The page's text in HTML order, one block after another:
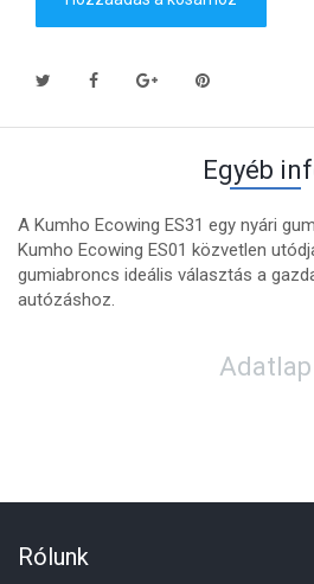
Egyéb
A Kumho Ecowing ES31 egy nyári
Kumho Ecowing ES01 közvetlen
gumiabroncs ideális választás a
autózáshoz.
Adatlap
Rólunk